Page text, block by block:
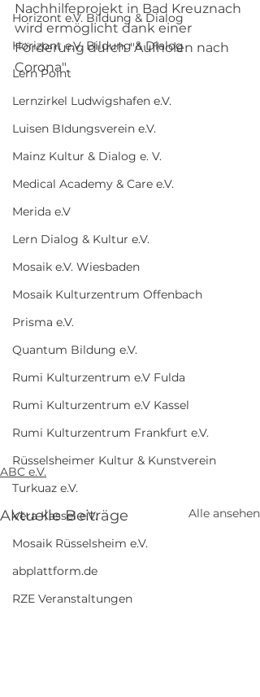
Horizont e.V. Bildung & Dialog
Horizont e.V. Bildung & Dialog
Lern Point
Lernzirkel Ludwigshafen e.V.
Luisen BIdungsverein e.V.
Mainz Kultur & Dialog e. V.
Medical Academy & Care e.V.
Merida e.V
Lern Dialog & Kultur e.V.
Mosaik e.V. Wiesbaden
Mosaik Kulturzentrum Offenbach
Prisma e.V.
Quantum Bildung e.V.
Rumi Kulturzentrum e.V Fulda
Rumi Kulturzentrum e.V Kassel
Rumi Kulturzentrum Frankfurt e.V.
Rüsselsheimer Kultur & Kunstverein
Turkuaz e.V.
Vera Kassel e.V.
Mosaik Rüsselsheim e.V.
abplattform.de
RZE Veranstaltungen
Nachhilfeprojekt in Bad Kreuznach
wird ermöglicht dank einer
Förderung durch "Aufholen nach
Corona".
ABC e.V.
Aktuelle Beiträge Alle ansehen